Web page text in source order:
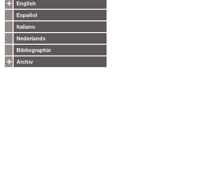
English
Español
Italiano
Nederlands
Bibliographie
Archiv